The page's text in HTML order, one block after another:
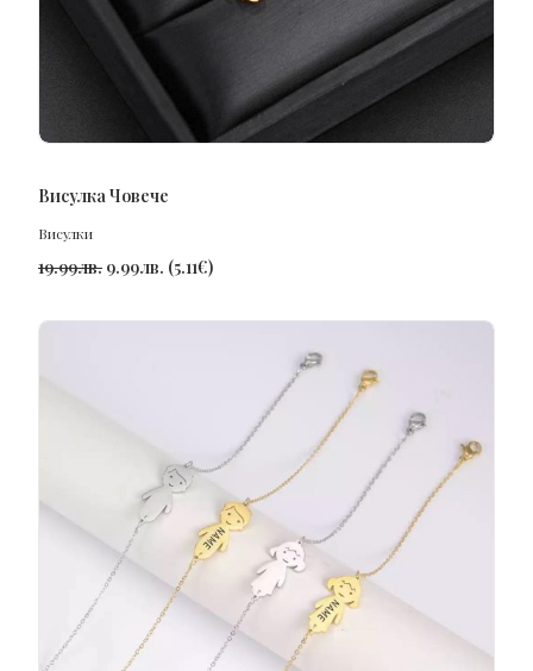
Висулка Човече
Висулки
19.99лв. 9.99лв. (5.11€)